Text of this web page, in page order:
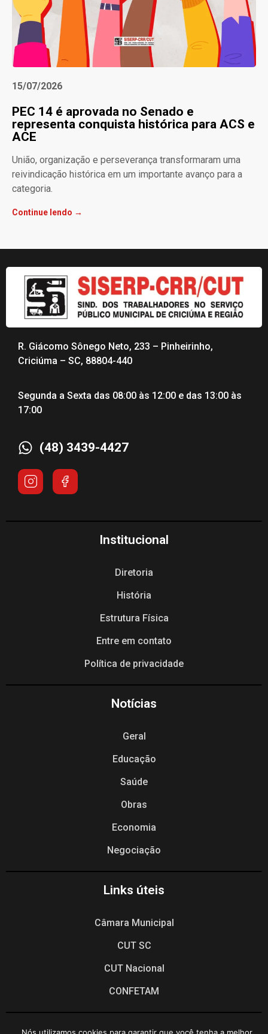
15/07/2026
PEC 14 é aprovada no Senado e
representa conquista histórica para ACS e
ACE
União, organização e perseverança transformaram uma
reivindicação histórica em um importante avanço para a
categoria.
Continue lendo →
R. Giácomo Sônego Neto, 233 – Pinheirinho,
Criciúma – SC, 88804-440
Segunda a Sexta das 08:00 às 12:00 e das 13:00 às
17:00
(48) 3439-4427
Institucional
Diretoria
História
Estrutura Física
Entre em contato
Política de privacidade
Notícias
Geral
Educação
Saúde
Obras
Economia
Negociação
Links úteis
Câmara Municipal
CUT SC
CUT Nacional
CONFETAM
Desenvolvido por Blume Web Studio.